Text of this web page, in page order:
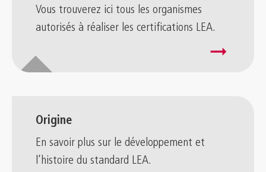
Vous trouverez ici tous les organismes
autorisés à réaliser les certifications LEA.
arrow_right_alt
Origine
En savoir plus sur le développement et
l’histoire du standard LEA.